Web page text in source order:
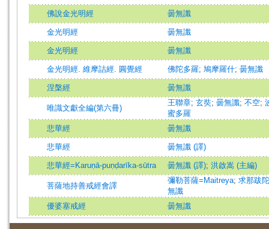
佛說金光明經 曇無讖
金光明經 曇無讖
金光明經 曇無讖
金光明經. 維摩詰經. 圓覺經 佛陀多羅; 鳩摩羅什; 曇無讖
涅槃經 曇無讖
唯識文獻全編(第六冊)
王聯章; 玄奘; 曇無讖; 不空;
蜜多羅
悲華經
曇無讖
悲華經 曇無讖 (譯)
悲華經=Karuṇā-puṇḍarīka-sūtra 曇無讖 (譯); 洪啟嵩 (主編)
菩薩地持善戒經會譯
彌勒菩薩=Maitreya; 求那跋
無讖
優婆塞戒經
曇無讖